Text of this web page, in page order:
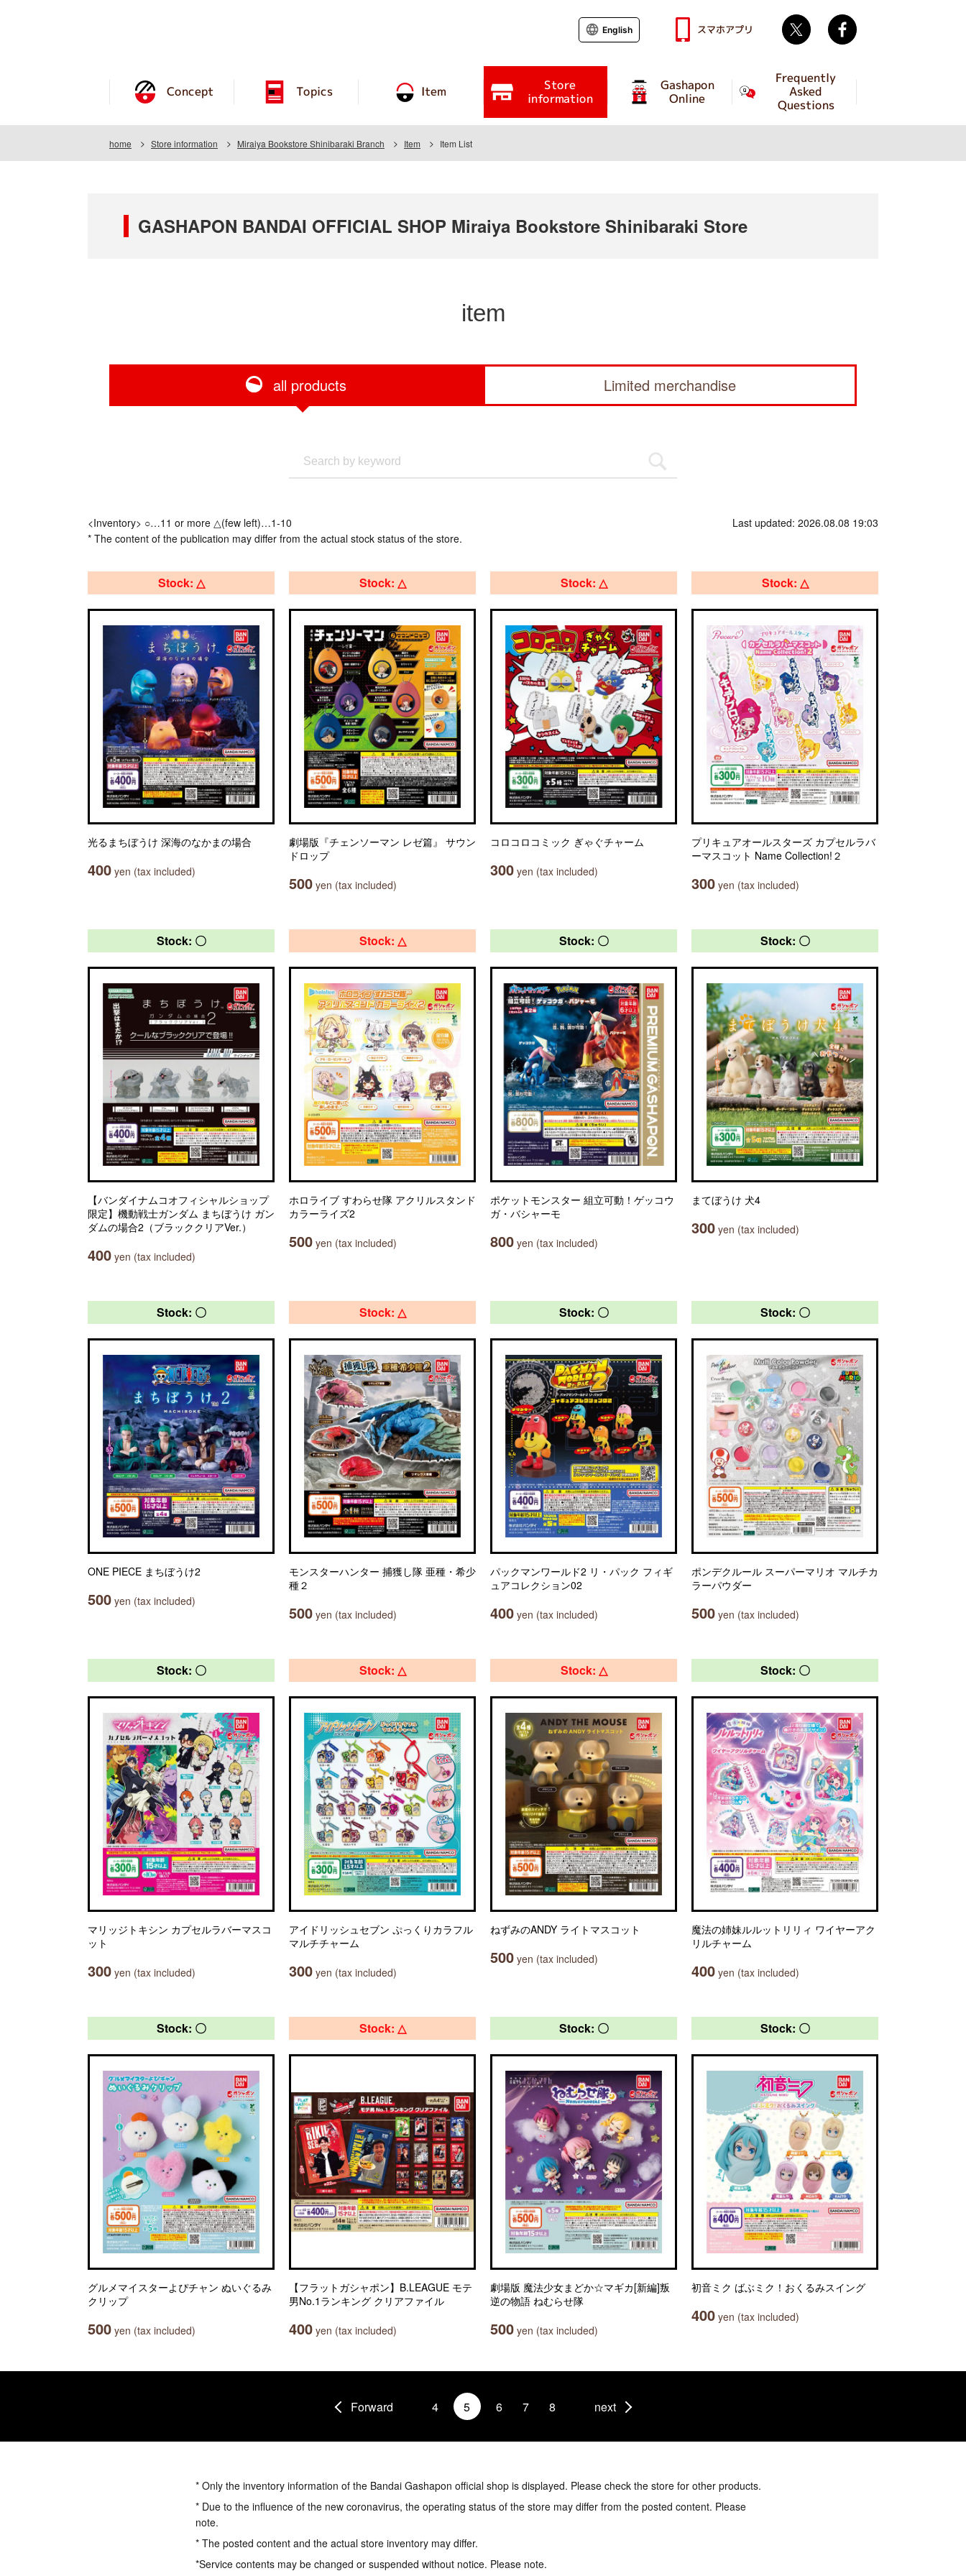
Concept Topics Item Store
information
Gashapon
Online
Frequently
Asked
Questions
English スマホアプリ Twitter
home Store information Miraiya Bookstore Shinibaraki Branch Item Item List
GASHAPON BANDAI OFFICIAL SHOP Miraiya Bookstore Shinibaraki Store
item
all products Limited merchandise
<Inventory> ○…11 or more △(few left)…1-10
* The content of the publication may differ from the actual stock status of the store.
Last updated: 2026.08.08 19:03
Stock: △
光るまちぼうけ 深海のなかまの場合
400 yen (tax included)
Stock: △
劇場版『チェンソーマン レゼ篇』 サウン
ドロップ
500 yen (tax included)
Stock: △
コロコロコミック ぎゃぐチャーム
300 yen (tax included)
Stock: △
プリキュアオールスターズ カプセルラバ
ーマスコット Name Collection!２
300 yen (tax included)
Stock: 〇
【バンダイナムコオフィシャルショップ
限定】機動戦士ガンダム まちぼうけ ガン
ダムの場合2（ブラッククリアVer.）
400 yen (tax included)
Stock: △
ホロライブ すわらせ隊 アクリルスタンド
カラーライズ2
500 yen (tax included)
Stock: 〇
ポケットモンスター 組立可動！ゲッコウ
ガ・バシャーモ
800 yen (tax included)
Stock: 〇
まてぼうけ 犬4
300 yen (tax included)
Stock: 〇
ONE PIECE まちぼうけ2
500 yen (tax included)
Stock: △
モンスターハンター 捕獲し隊 亜種・希少
種２
500 yen (tax included)
Stock: 〇
パックマンワールド2 リ・パック フィギ
ュアコレクション02
400 yen (tax included)
Stock: 〇
ポンデクルール スーパーマリオ マルチカ
ラーパウダー
500 yen (tax included)
Stock: 〇
マリッジトキシン カプセルラバーマスコ
ット
300 yen (tax included)
Stock: △
アイドリッシュセブン ぷっくりカラフル
マルチチャーム
300 yen (tax included)
Stock: △
ねずみのANDY ライトマスコット
500 yen (tax included)
Stock: 〇
魔法の姉妹ルルットリリィ ワイヤーアク
リルチャーム
400 yen (tax included)
Stock: 〇
グルメマイスターよぴチャン ぬいぐるみ
クリップ
500 yen (tax included)
Stock: △
【フラットガシャポン】B.LEAGUE モテ
男No.1ランキング クリアファイル
400 yen (tax included)
Stock: 〇
劇場版 魔法少女まどか☆マギカ[新編]叛
逆の物語 ねむらせ隊
500 yen (tax included)
Stock: 〇
初音ミク ばぶミク！おくるみスイング
400 yen (tax included)
Forward 4 5 6 7 8 next
* Only the inventory information of the Bandai Gashapon official shop is displayed. Please check the store for other products.
* Due to the influence of the new coronavirus, the operating status of the store may differ from the posted content. Please
note.
* The posted content and the actual store inventory may differ.
*Service contents may be changed or suspended without notice. Please note.